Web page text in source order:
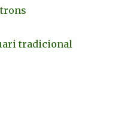
tradicional